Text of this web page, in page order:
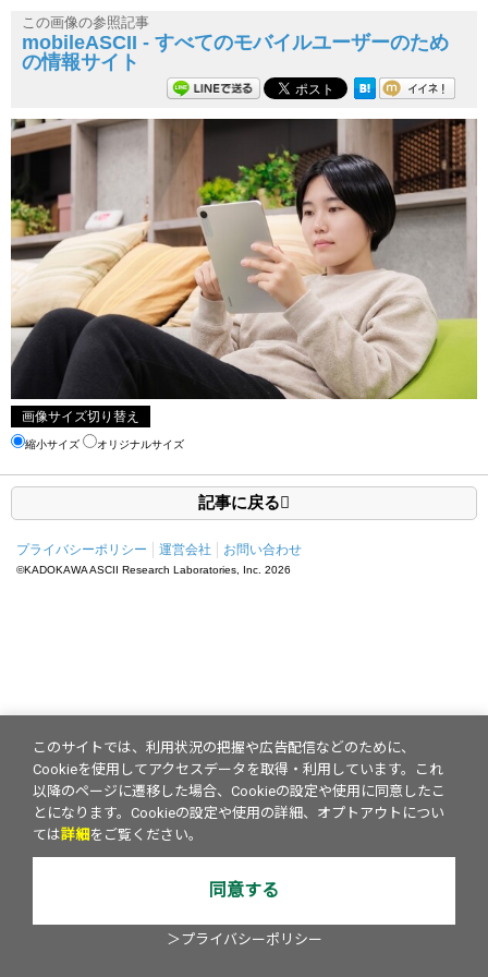
この画像の参照記事
mobileASCII - すべてのモバイルユーザーのため
の情報サイト
画像サイズ切り替え
縮小サイズ オリジナルサイズ
記事に戻る
プライバシーポリシー 運営会社 お問い合わせ
©KADOKAWA ASCII Research Laboratories, Inc. 2026
このサイトでは、利用状況の把握や広告配信などのために、
Cookieを使用してアクセスデータを取得・利用しています。これ
以降のページに遷移した場合、Cookieの設定や使用に同意したこ
とになります。Cookieの設定や使用の詳細、オプトアウトについ
ては詳細 をご覧ください。
同意する
＞プライバシーポリシー